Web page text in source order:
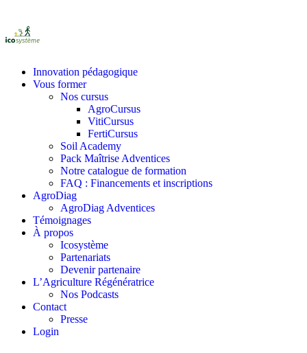
Innovation pédagogique
Vous former
Nos cursus
AgroCursus
VitiCursus
FertiCursus
Soil Academy
Pack Maîtrise Adventices
Notre catalogue de formation
FAQ : Financements et inscriptions
AgroDiag
AgroDiag Adventices
Témoignages
À propos
Icosystème
Partenariats
Devenir partenaire
L’Agriculture Régénératrice
Nos Podcasts
Contact
Presse
Login